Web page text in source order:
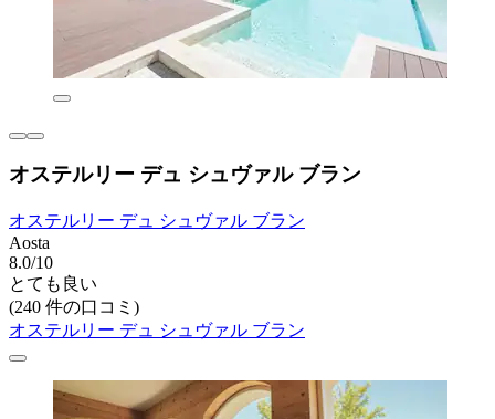
オステルリー デュ シュヴァル ブラン
オステルリー デュ シュヴァル ブラン
Aosta
8.0/10
とても良い
(240 件の口コミ)
オステルリー デュ シュヴァル ブラン